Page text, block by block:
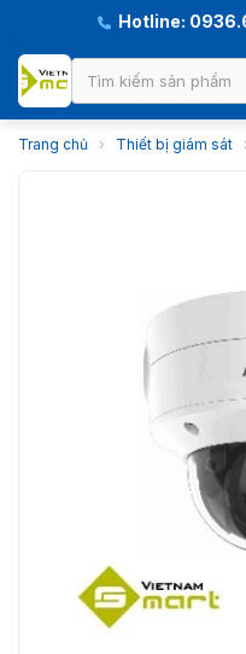
Hotline:
Trang chủ › Thiết bị giám sát